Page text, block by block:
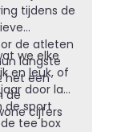
tijdens de
de atleten
langste
het een
de
cijfers
we elke
en leuk, of
door laat
de sport
tee box